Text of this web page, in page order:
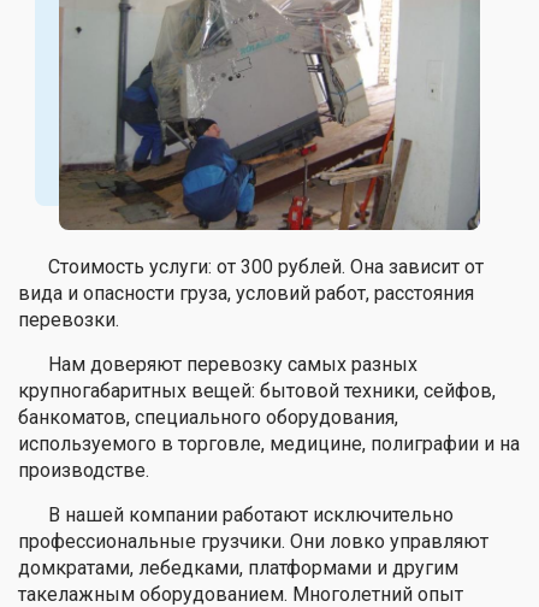
Стоимость услуги: от 300 рублей. Она зависит от
вида и опасности груза, условий работ, расстояния
перевозки.
Нам доверяют перевозку самых разных
крупногабаритных вещей: бытовой техники, сейфов,
банкоматов, специального оборудования,
используемого в торговле, медицине, полиграфии и на
производстве.
В нашей компании работают исключительно
профессиональные грузчики. Они ловко управляют
домкратами, лебедками, платформами и другим
такелажным оборудованием. Многолетний опыт